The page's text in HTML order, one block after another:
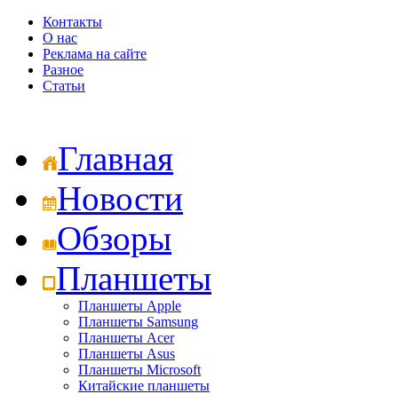
Контакты
О нас
Реклама на сайте
Разное
Статьи
Главная
Новости
Обзоры
Планшеты
Планшеты Apple
Планшеты Samsung
Планшеты Acer
Планшеты Asus
Планшеты Microsoft
Китайские планшеты